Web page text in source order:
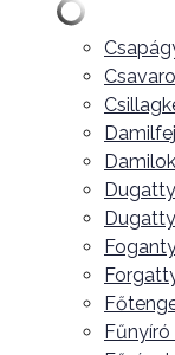
Damilok
Fűnyíró